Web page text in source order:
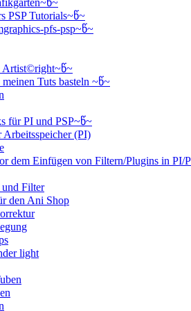
PSP Tutorials~წ~
pfs-psp~წ~
Tuts basteln ~წ~
für PI und PSP~წ~
(PI)
dem Einfügen von Filtern/Plugins in PI/
Filter
den Ani Shop
light